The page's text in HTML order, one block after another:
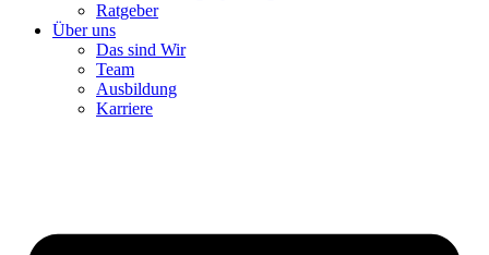
Ratgeber
Über uns
Das sind Wir
Team
Ausbildung
Karriere